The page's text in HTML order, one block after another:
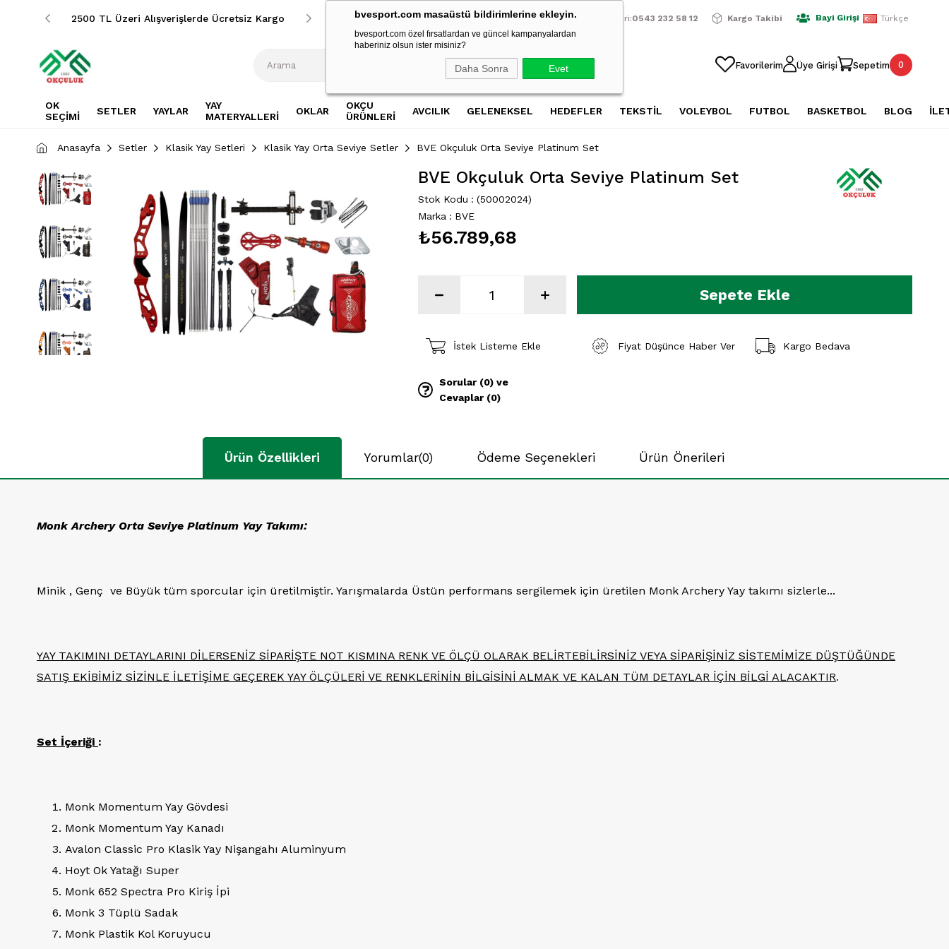
bvesport.com masaüstü bildirimlerine ekleyin.
bvesport.com özel fırsatlardan ve güncel kampanyalardan
haberiniz olsun ister misiniz?
Daha Sonra Evet
2500 TL Üzeri Alışverişlerde Ücretsiz Kargo 2500 TL Üzeri Alışverişlerde Ücretsiz Kargo 2500 TL Üzeri Alışverişlerde Ücretsiz Kargo 2500 TL Üzeri Alışverişlerde
Müşteri Hizmetleri:0543 232 58 12 Kargo Takibi Bayi Girişi Türkçe
Favorilerim Üye Girişi Sepetim 0
OK
SEÇİMİ
SETLER YAYLAR
YAY
MATERYALLERİ
OKLAR
OKÇU
ÜRÜNLERİ
AVCILIK GELENEKSEL HEDEFLER TEKSTİL VOLEYBOL FUTBOL BASKETBOL BLOG
Anasayfa Setler Klasik Yay Setleri Klasik Yay Orta Seviye Setler BVE Okçuluk Orta Seviye Platinum Set
›
BVE Okçuluk Orta Seviye Platinum Set
Stok Kodu
(50002024)
Marka : BVE
₺56.789,68
İstek Listeme Ekle Fiyat Düşünce Haber Ver Kargo Bedava
Sorular (0) ve
Cevaplar (0)
Ürün Özellikleri Yorumlar(0) Ödeme Seçenekleri Ürün Önerileri
Monk Archery Orta Seviye Platinum Yay Takımı:
Minik , Genç ve Büyük tüm sporcular için üretilmiştir. Yarışmalarda Üstün performans sergilemek için üretilen Monk Archery Yay takımı sizlerle...
YAY TAKIMINI DETAYLARINI DİLERSENİZ SİPARİŞTE NOT KISMINA RENK VE ÖLÇÜ OLARAK BELİRTEBİLİRSİNİZ VEYA SİPARİŞİNİZ SİSTEMİMİZE DÜŞTÜĞÜNDE
SATIŞ EKİBİMİZ SİZİNLE İLETİŞİME GEÇEREK YAY ÖLÇÜLERİ VE RENKLERİNİN BİLGİSİNİ ALMAK VE KALAN TÜM DETAYLAR İÇİN BİLGİ ALACAKTIR.
Set İçeriği :
Monk Momentum Yay Gövdesi
Monk Momentum Yay Kanadı
Avalon Classic Pro Klasik Yay Nişangahı Aluminyum
Hoyt Ok Yatağı Super
Monk 652 Spectra Pro Kiriş İpi
Monk 3 Tüplü Sadak
Monk Plastik Kol Koruyucu